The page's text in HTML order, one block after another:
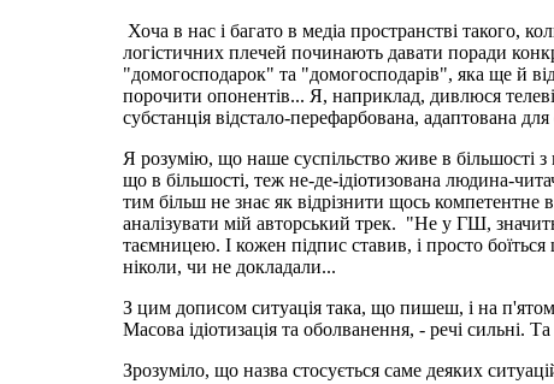
Хоча в нас і багато в медіа пространстві такого,
логістичних плечей починають давати поради
"домогосподарок" та "домогосподарів", яка ще й
порочити опонентів... Я, наприклад, дивлюся
субстанція відстало-перефарбована, адаптована
Я розумію, що наше суспільство живе в більшості
що в більшості, теж не-де-ідіотизована людина-
тим більш не знає як відрізнити щось
аналізувати мій авторський трек. "Не у ГШ,
таємницею. І кожен підпис ставив, і просто
ніколи, чи не докладали...
З цим дописом ситуація така, що пишеш, і на
Масова ідіотизація та оболванення, - речі сильні.
Зрозуміло, що назва стосується саме деяких